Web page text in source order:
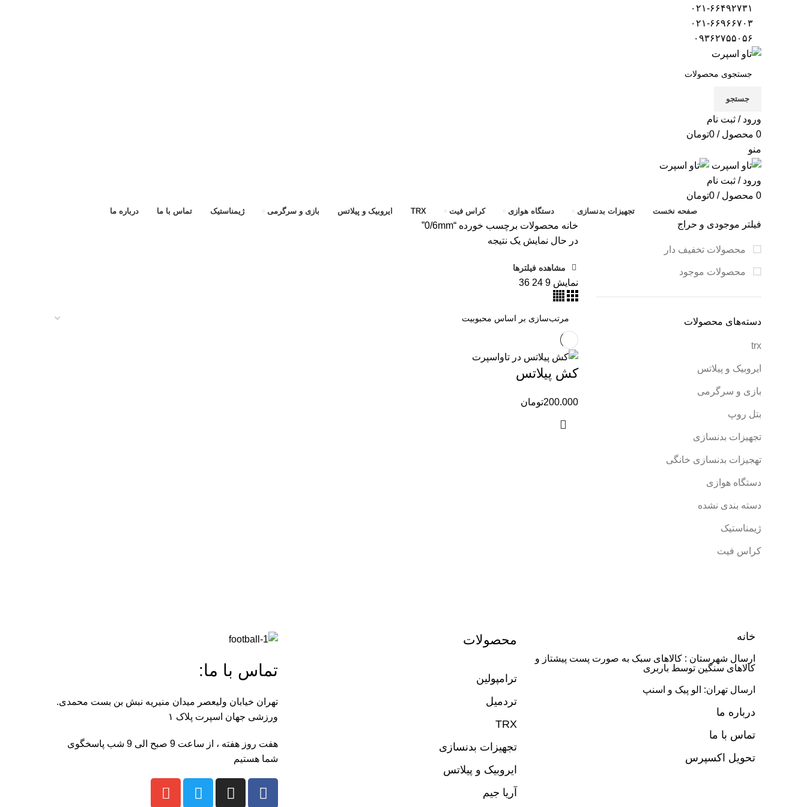
جستجو
ورود / ثبت نام
0 محصول / تومان0
منو
ورود / ثبت نام
0 محصول / تومان0
صفحه نخست تجهیزات بدنسازی دستگاه هوازی کراس فیت TRX ایروبیک و پیلاتس بازی و سرگرمی ژیمناستیک تماس با ما درباره ما
فیلتر موجودی و حراج
محصولات تخفیف دار
محصولات موجود
دسته‌های محصولات
trx
ایروبیک و پیلاتس
بازی و سرگرمی
بتل روپ
تجهیزات بدنسازی
تهجیزات بدنسازی خانگی
دستگاه هوازی
دسته بندی نشده
ژیمناستیک
کراس فیت
خانه محصولات برچسب خورده “0/6mm”
در حال نمایش یک نتیجه
مشاهده فیلترها
نمایش9
24
36
کش پیلاتس
تومان200.000
خانه
ارسال شهرستان : کالاهای سبک به صورت پست پیشتاز و
کالاهای سنگین توسط باربری
ارسال تهران: الو پیک و اسنپ
درباره ما
تماس با ما
تحویل اکسپرس
محصولات
ترامپولین
تردمیل
TRX
تجهیزات بدنسازی
ایروبیک و پیلاتس
آریا جیم
تماس با ما:
تهران خیابان ولیعصر میدان منیریه نبش بن بست محمدی.
ورزشی جهان اسپرت پلاک ۱
هفت روز هفته ، از ساعت 9 صبح الی 9 شب پاسخگوی
شما هستیم